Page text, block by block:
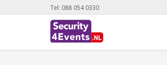
Tel: 088 054 0330